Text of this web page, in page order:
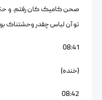
صحن کامیک کان رفتم. و
تو آن لباس چقدر وحشتناک
08:41
(خنده)
08:42